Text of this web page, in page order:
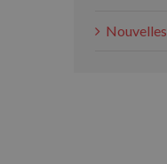
Nouvelles